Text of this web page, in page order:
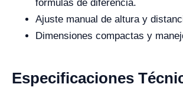
fórmulas de diferencia.
Ajuste manual de altura y
Dimensiones compactas y
Especificaciones